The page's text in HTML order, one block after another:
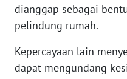
dianggap sebagai
pelindung rumah.
Kepercayaan lain
dapat mengundang
WN
NUSANTARA
JOGJA